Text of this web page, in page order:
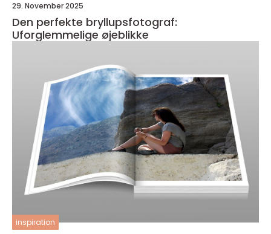
29. November 2025
Den perfekte bryllupsfotograf:
Uforglemmelige øjeblikke
inspiration